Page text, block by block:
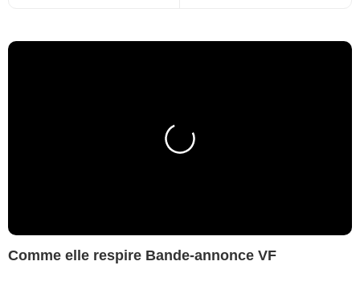
Comme elle respire Bande-annonce VF